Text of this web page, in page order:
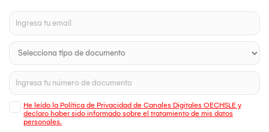
He leído la Política de Privacidad de Canales Digitales OECHSLE y
declaro haber sido informado sobre el tratamiento de mis datos
personales.